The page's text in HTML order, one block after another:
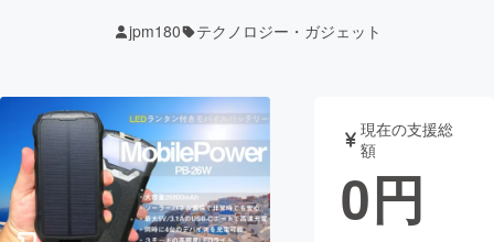
テクノロジー・ガジェット
映像・映画 書籍・雑誌
jpm180 テクノロジー・ガジェット
現在の支援総
額
0円